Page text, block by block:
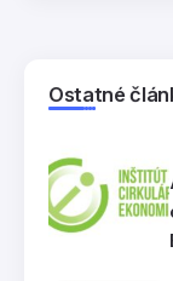
Ostatné